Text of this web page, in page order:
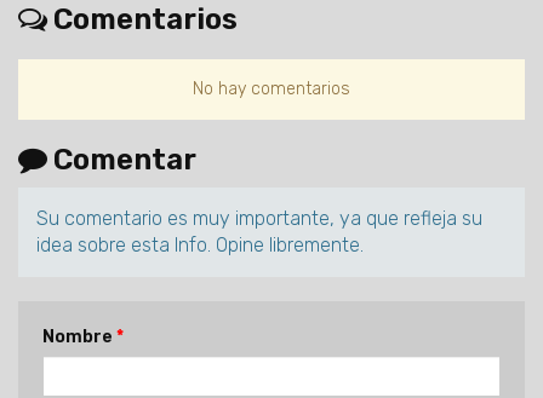
Comentarios
No hay comentarios
Comentar
Su comentario es muy importante, ya que refleja su
idea sobre esta Info. Opine libremente.
Nombre